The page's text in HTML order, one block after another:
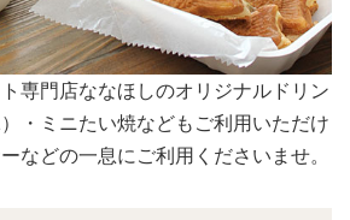
窓から明るい日差しが入り込みま